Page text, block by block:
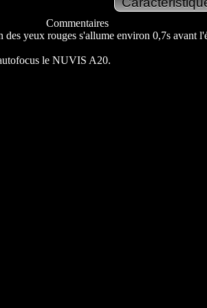
Commentaires
des yeux rouges s'allume environ 0,7s avant
le NUVIS A20.